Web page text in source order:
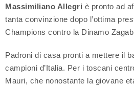
Massimiliano Allegri è pronto ad
tanta convinzione dopo l’ottima
Champions contro la Dinamo
Padroni di casa pronti a mettere il
campioni d’Italia. Per i toscani
Mauri, che nonostante la giovane